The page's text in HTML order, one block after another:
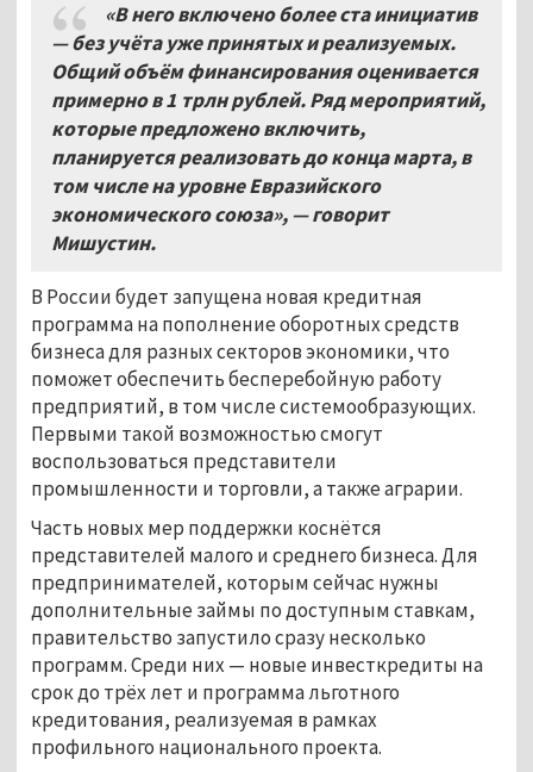
«В него включено более ста инициатив
— без учёта уже принятых и реализуемых.
Общий объём финансирования оценивается
примерно в 1 трлн рублей. Ряд мероприятий,
которые предложено включить,
планируется реализовать до конца марта, в
том числе на уровне Евразийского
экономического союза», — говорит
Мишустин.
В России будет запущена новая кредитная
программа на пополнение оборотных средств
бизнеса для разных секторов экономики, что
поможет обеспечить бесперебойную работу
предприятий, в том числе системообразующих.
Первыми такой возможностью смогут
воспользоваться представители
промышленности и торговли, а также аграрии.
Часть новых мер поддержки коснётся
представителей малого и среднего бизнеса. Для
предпринимателей, которым сейчас нужны
дополнительные займы по доступным ставкам,
правительство запустило сразу несколько
программ. Среди них — новые инвесткредиты на
срок до трёх лет и программа льготного
кредитования, реализуемая в рамках
профильного национального проекта.